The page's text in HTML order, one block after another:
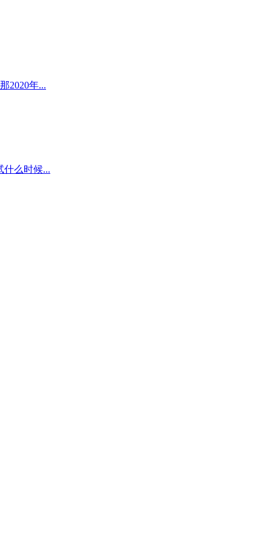
2020年...
什么时候...